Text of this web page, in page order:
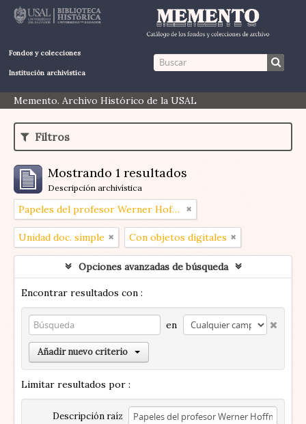
Fondos y colecciones
Institución archivística
Memento. Archivo Histórico de la USAL
Filtros
Mostrando 1 resultados
Descripción archivística
Papeles del profesor Werner Hoffmann
Unidad doc. simple Con objetos digitales
Opciones avanzadas de búsqueda
Encontrar resultados con :
en
Añadir nuevo criterio
Limitar resultados por :
Descripción raíz